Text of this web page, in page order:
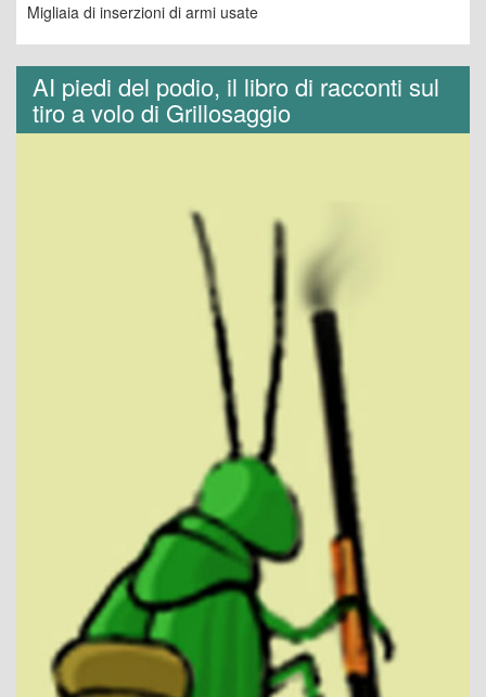
Migliaia di inserzioni di armi usate
AI piedi del podio, il libro di racconti sul
tiro a volo di Grillosaggio